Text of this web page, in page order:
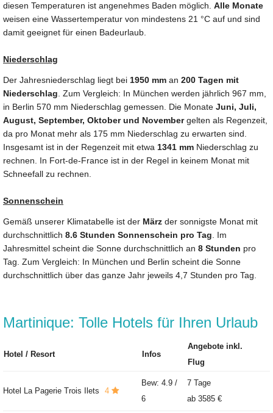
diesen Temperaturen ist angenehmes Baden möglich. Alle Monate
weisen eine Wassertemperatur von mindestens 21 °C auf und sind
damit geeignet für einen Badeurlaub.
Niederschlag
Der Jahresniederschlag liegt bei 1950 mm an 200 Tagen mit
Niederschlag. Zum Vergleich: In München werden jährlich 967 mm,
in Berlin 570 mm Niederschlag gemessen. Die Monate Juni, Juli,
August, September, Oktober und Novembergelten als Regenzeit,
da pro Monat mehr als 175 mm Niederschlag zu erwarten sind.
Insgesamt ist in der Regenzeit mit etwa 1341 mm Niederschlag zu
rechnen. In Fort-de-France ist in der Regel in keinem Monat mit
Schneefall zu rechnen.
Sonnenschein
Gemäß unserer Klimatabelle ist der März der sonnigste Monat mit
durchschnittlich 8.6 Stunden Sonnenschein pro Tag. Im
Jahresmittel scheint die Sonne durchschnittlich an 8 Stunden pro
Tag. Zum Vergleich: In München und Berlin scheint die Sonne
durchschnittlich über das ganze Jahr jeweils 4,7 Stunden pro Tag.
Martinique: Tolle Hotels für Ihren Urlaub
Hotel / Resort Infos
Angebote inkl.
Flug
Hotel La Pagerie Trois Ilets 4
Bew: 4.9 /
6
7 Tage
ab 3585 €